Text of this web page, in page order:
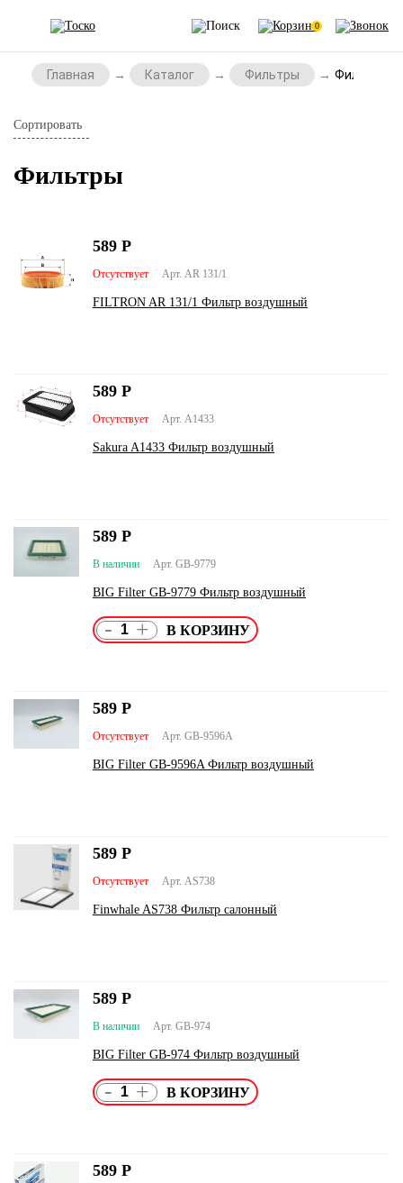
0
Главная Каталог Фильтры Фильтры
Сортировать
Фильтры
Арт. AR 131/1
Отсутствует
FILTRON AR 131/1 Фильтр воздушный
589 Р
Арт. A1433
Отсутствует
Sakura A1433 Фильтр воздушный
589 Р
Арт. GB-9779
В наличии
BIG Filter GB-9779 Фильтр воздушный
589 Р
- +
Арт. GB-9596A
Отсутствует
BIG Filter GB-9596A Фильтр воздушный
589 Р
Арт. AS738
Отсутствует
Finwhale AS738 Фильтр салонный
589 Р
Арт. GB-974
В наличии
BIG Filter GB-974 Фильтр воздушный
589 Р
- +
589 Р